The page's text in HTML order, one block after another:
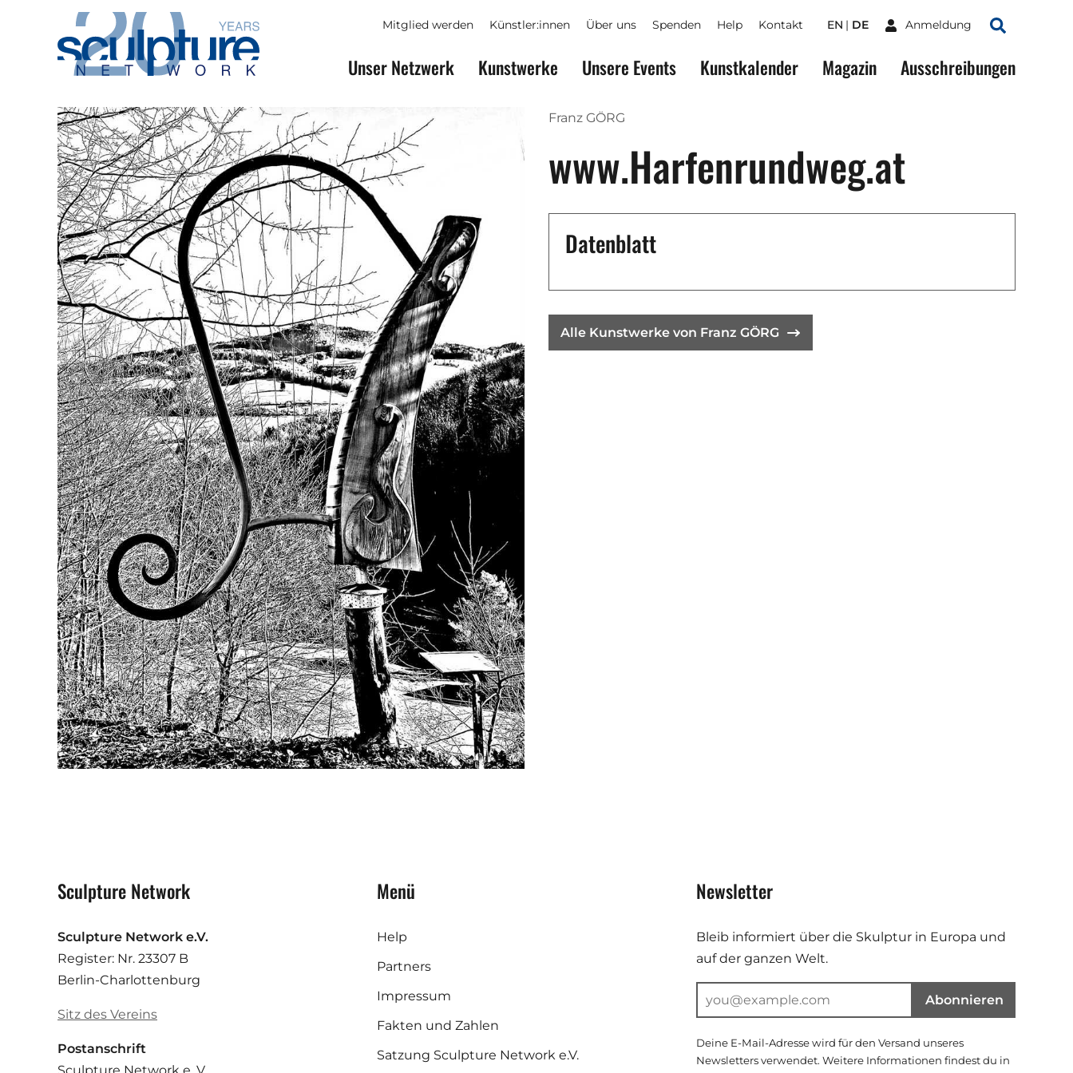
Skip to main content
Mitglied werden Künstler:innen Über uns Spenden Help Kontakt EN DE Anmeldung
Suchen
Unser Netzwerk Kunstwerke Unsere Events Kunstkalender Magazin Ausschreibungen
Franz GÖRG
www.Harfenrundweg.at
Datenblatt
Alle Kunstwerke von Franz GÖRG
Sculpture Network
Sculpture Network e.V.
Register: Nr. 23307 B
Berlin-Charlottenburg
Sitz des Vereins
Postanschrift
Menü
Help
Partners
Impressum
Fakten und Zahlen
Satzung Sculpture Network e.V.
Newsletter
Bleib informiert über die Skulptur in Europa und
auf der ganzen Welt.
Abonnieren
Deine E-Mail-Adresse wird für den Versand unseres
Newsletters verwendet. Weitere Informationen findest du in